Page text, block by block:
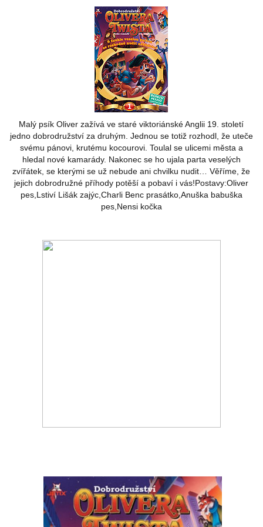
Malý psík Oliver zažívá ve staré viktoriánské Anglii 19. století
jedno dobrodružství za druhým. Jednou se totiž rozhodl, že uteče
svému pánovi, krutému kocourovi. Toulal se ulicemi města a
hledal nové kamarády. Nakonec se ho ujala parta veselých
zvířátek, se kterými se už nebude ani chvilku nudit… Věříme, že
jejich dobrodružné příhody potěší a pobaví i vás!Postavy:Oliver
pes,Lstiví Lišák zajýc,Charli Benc prasátko,Anuška babuška
pes,Nensi kočka